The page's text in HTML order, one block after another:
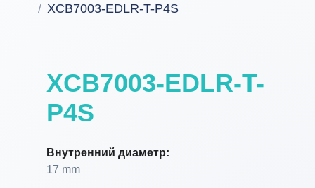
XCB7003-EDLR-T-P4S
XCB7003-EDLR-T-
P4S
Внутренний диаметр:
17 mm